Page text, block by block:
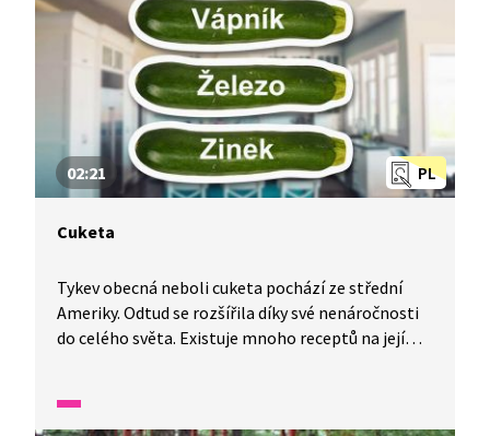
PL
02:21
Cuketa
Tykev obecná neboli cuketa pochází ze střední
Ameriky. Odtud se rozšířila díky své nenáročnosti
do celého světa. Existuje mnoho receptů na její
do svého jídelníčku.